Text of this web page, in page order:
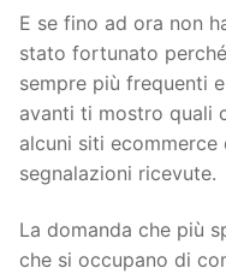
E se fino ad ora non
stato fortunato
sempre più frequenti
avanti ti mostro quali
alcuni siti
segnalazioni ricevute.
La domanda che più
che si occupano di